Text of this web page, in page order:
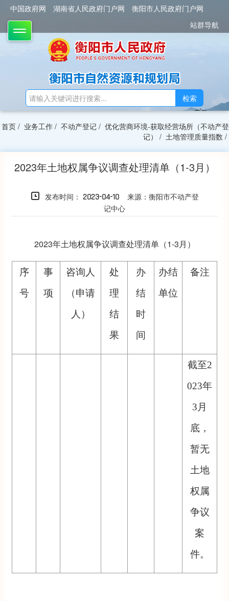
中国政府网 湖南省人民政府门户网
衡阳市人民政府门户网
站群导航
TOGGLE
检索
首页 / 业务工作 / 不动产登记 / 优化营商环境-获取经营场所（不动产登
记）
/ 土地管理质量指数 /
2023年土地权属争议调查处理清单（1-3月）
发布时间： 2023-04-10来源：衡阳市不动产登
记中心
2023年土地权属争议调查处理清单（1-3月）
序
号
事
项
咨询人
（申请
人）
处
理
结
果
办
结
时
间
办结
单位
备注
截至2
023年
3月
底，
暂无
土地
权属
争议
案
件。